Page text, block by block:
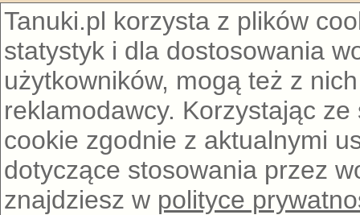
Tanuki.pl korzysta z plików
statystyk i dla dostosowania
użytkowników, mogą też z
reklamodawcy. Korzystając
cookie zgodnie z aktualnymi
dotyczące stosowania przez
znajdziesz w polityce